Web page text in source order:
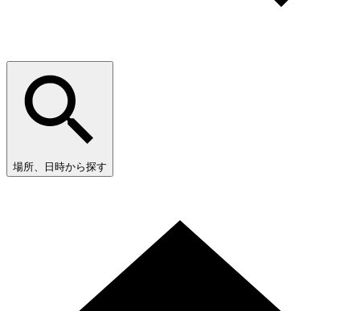
場所、日時から探す